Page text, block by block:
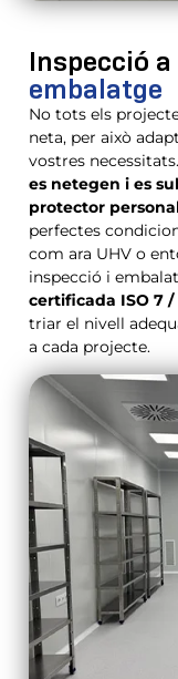
Inspecció
embalatge
No tots els
neta, per això
vostres
es netegen i es
protector
perfectes
com ara UHV o
inspecció i
certificada ISO 7 /
triar el nivell
a cada projecte.